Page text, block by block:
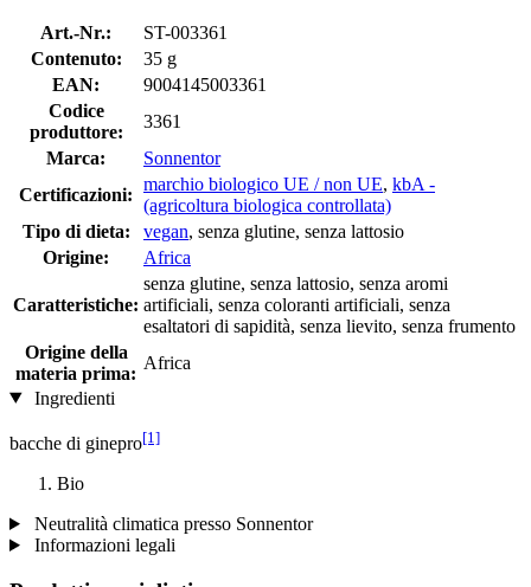
Art.-Nr.:
ST-003361
Contenuto:
35 g
EAN:
9004145003361
Codice
produttore:
3361
Marca:
Sonnentor
Certificazioni:
marchio biologico UE / non UE, kbA -
(agricoltura biologica controllata)
Tipo di dieta:
vegan, senza glutine, senza lattosio
Origine:
Africa
Caratteristiche:
senza glutine, senza lattosio, senza aromi
artificiali, senza coloranti artificiali, senza
esaltatori di sapidità, senza lievito, senza frumento
Origine della
materia prima:
Africa
Ingredienti
bacche di ginepro[1]
Bio
Neutralità climatica presso Sonnentor
Informazioni legali